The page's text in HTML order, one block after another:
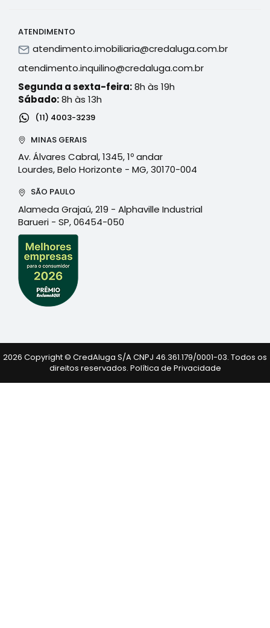
ATENDIMENTO
atendimento.imobiliaria@credaluga.com.br
atendimento.inquilino@credaluga.com.br
Segunda a sexta-feira:8h às 19h
Sábado:8h às 13h
(11) 4003-3239
MINAS GERAIS
Av. Álvares Cabral, 1345, 1º andar
Lourdes, Belo Horizonte - MG, 30170-004
SÃO PAULO
Alameda Grajaú, 219 - Alphaville Industrial
Barueri - SP, 06454-050
2026 Copyright © CredAluga S/A CNPJ 46.361.179/0001-03. Todos os
direitos reservados. Política de Privacidade